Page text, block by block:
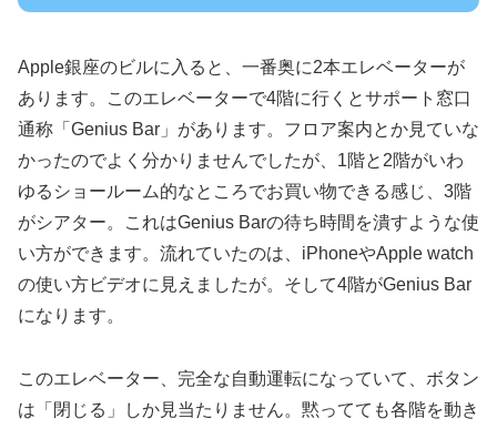
Apple銀座のビルに入ると、一番奥に2本エレベーターが
あります。このエレベーターで4階に行くとサポート窓口
通称「Genius Bar」があります。フロア案内とか見ていな
かったのでよく分かりませんでしたが、1階と2階がいわ
ゆるショールーム的なところでお買い物できる感じ、3階
がシアター。これはGenius Barの待ち時間を潰すような使
い方ができます。流れていたのは、iPhoneやApple watch
の使い方ビデオに見えましたが。そして4階がGenius Bar
になります。
このエレベーター、完全な自動運転になっていて、ボタン
は「閉じる」しか見当たりません。黙ってても各階を動き